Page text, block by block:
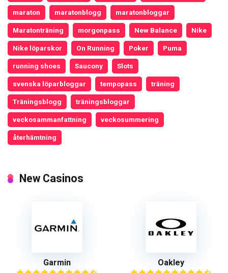
maraton maratonblogg maratonbloggar
Maratonträning morgonpass New Balance Nike
Nike löparskor On Running Poker Puma
running shoes Saucony Slots
svenska löparbloggar tempopass träning
Träningsblogg träningsbloggar
veckosammanfattning veckosummering
återhämtning
New Casinos
Garmin Oakley